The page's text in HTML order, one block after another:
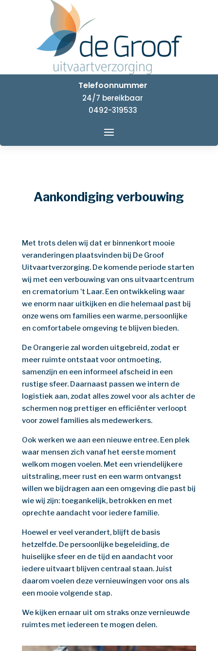
Telefoonnummer
24/7 bereikbaar
0492-319533
Aankondiging verbouwing
Met trots delen wij dat er binnenkort mooie
veranderingen plaatsvinden bij De Groof
Uitvaartverzorging. De komende periode starten
wij met een verbouwing van ons uitvaartcentrum
en crematorium ’t Laar. Een ontwikkeling waar
we enorm naar uitkijken en die helemaal past bij
onze wens om families een warme, persoonlijke
en comfortabele omgeving te blijven bieden.
De Orangerie zal worden uitgebreid, zodat er
meer ruimte ontstaat voor ontmoeting,
samenzijn en een informeel afscheid in een
rustige sfeer. Daarnaast passen we intern de
logistiek aan, zodat alles zowel voor als achter de
schermen nog prettiger en efficiënter verloopt
voor zowel families als medewerkers.
Ook werken we aan een nieuwe entree. Een plek
waar mensen zich vanaf het eerste moment
welkom mogen voelen. Met een vriendelijkere
uitstraling, meer rust en een warm ontvangst
willen we bijdragen aan een omgeving die past bij
wie wij zijn: toegankelijk, betrokken en met
oprechte aandacht voor iedere familie.
Hoewel er veel verandert, blijft de basis
hetzelfde. De persoonlijke begeleiding, de
huiselijke sfeer en de tijd en aandacht voor
iedere uitvaart blijven centraal staan. Juist
daarom voelen deze vernieuwingen voor ons als
een mooie volgende stap.
We kijken ernaar uit om straks onze vernieuwde
ruimtes met iedereen te mogen delen.